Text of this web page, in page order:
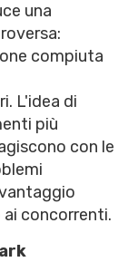
una
compiuta
L'idea di
più
con le
concorrenti.